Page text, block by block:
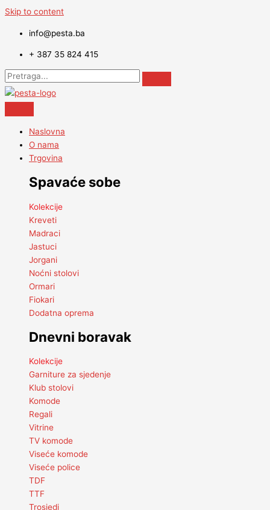
Skip to content
info@pesta.ba
+ 387 35 824 415
Naslovna
O nama
Trgovina
Spavaće sobe
Kolekcije
Kreveti
Madraci
Jastuci
Jorgani
Noćni stolovi
Ormari
Fiokari
Dodatna oprema
Dnevni boravak
Kolekcije
Garniture za sjedenje
Klub stolovi
Komode
Regali
Vitrine
TV komode
Viseće komode
Viseće police
TDF
TTF
Trosjedi